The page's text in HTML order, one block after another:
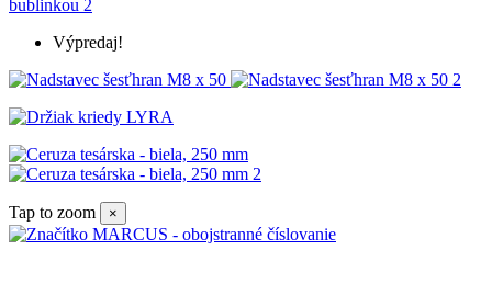
Výpredaj!
Tap to zoom ×